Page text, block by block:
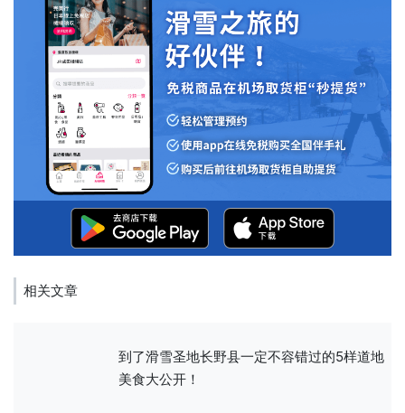
相关文章
到了滑雪圣地长野县一定不容错过的5样道地
美食大公开！